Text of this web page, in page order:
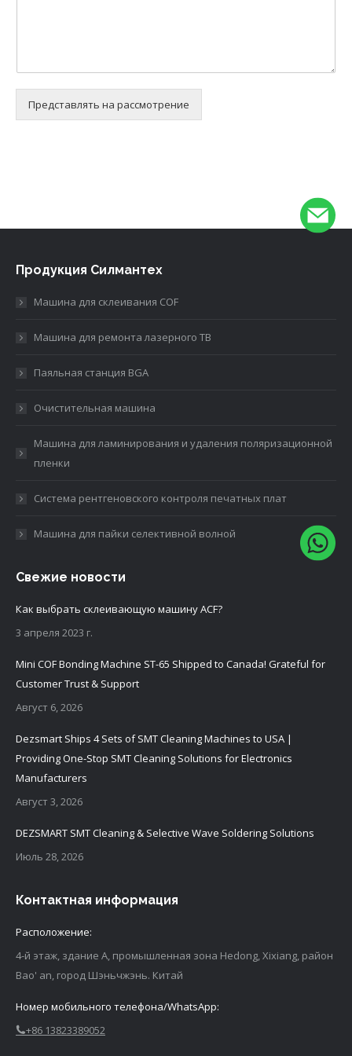
Представлять на рассмотрение
Продукция Силмантех
Машина для склеивания COF
Машина для ремонта лазерного ТВ
Паяльная станция BGA
Очистительная машина
Машина для ламинирования и удаления поляризационной
пленки
Система рентгеновского контроля печатных плат
Машина для пайки селективной волной
Свежие новости
Как выбрать склеивающую машину ACF?
3 апреля 2023 г.
Mini COF Bonding Machine ST-65 Shipped to Canada! Grateful for
Customer Trust & Support
Август 6, 2026
Dezsmart Ships 4 Sets of SMT Cleaning Machines to USA |
Providing One-Stop SMT Cleaning Solutions for Electronics
Manufacturers
Август 3, 2026
DEZSMART SMT Cleaning & Selective Wave Soldering Solutions
Июль 28, 2026
Контактная информация
Расположение:
4-й этаж, здание A, промышленная зона Hedong, Xixiang, район
Bao' an, город Шэньчжэнь. Китай
Номер мобильного телефона/WhatsApp:
+86 13823389052